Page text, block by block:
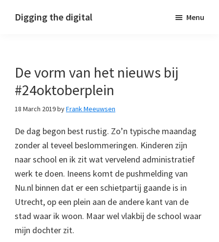
Digging the digital Menu
De vorm van het nieuws bij
#24oktoberplein
18 March 2019byFrank Meeuwsen
De dag begon best rustig. Zo’n typische maandag
zonder al teveel beslommeringen. Kinderen zijn
naar school en ik zit wat vervelend administratief
werk te doen. Ineens komt de pushmelding van
Nu.nl binnen dat er een schietpartij gaande is in
Utrecht, op een plein aan de andere kant van de
stad waar ik woon. Maar wel vlakbij de school waar
mijn dochter zit.